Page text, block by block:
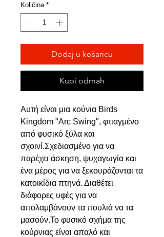
Količina *
Dodaj u košaricu
Kupi odmah
Αυτή είναι μια κούνια Birds
Kingdom "Arc Swing", φτιαγμένο
από φυσικό ξύλα και
σχοινί.Σχεδιασμένο για να
παρέχει άσκηση, ψυχαγωγία και
ένα μέρος για να ξεκουράζονται τα
κατοικίδια πτηνά. Διαθέτει
διάφορες υφές για να
απολαμβάνουν τα πουλιά να τα
μασούν.Το φυσικό σχήμα της
κούρνιας είναι απαλό και